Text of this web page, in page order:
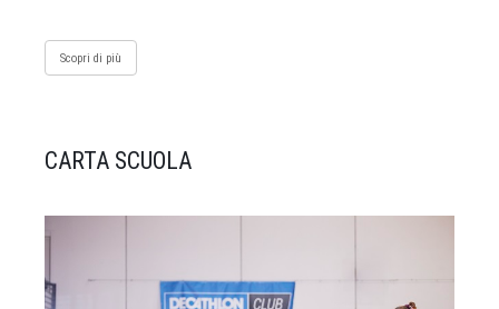
Scopri di più
CARTA SCUOLA